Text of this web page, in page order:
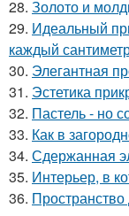
28. Золото и
29. Идеальный
каждый
30. Элегантная
31. Эстетика
32. Пастель - но
33. Как в
34. Сдержанная
35. Интерьер, в
36.